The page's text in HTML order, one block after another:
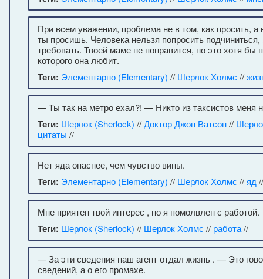
При всем уважении, проблема не в том, как просить, а
ты просишь. Человека нельзя попросить подчиниться,
требовать. Твоей маме не понравится, но это хотя бы
которого она любит.
Теги: Элементарно (Elementary) // Шерлок Холмс //
— Ты так на метро ехал?! — Никто из таксистов меня
Теги: Шерлок (Sherlock) //Доктор Джон Ватсон//
цитаты //
Нет яда опаснее, чем чувство вины.
Теги: Элементарно (Elementary) // Шерлок Холмс //яд
Мне приятен твой интерес , но я помолвлен с работой.
Теги: Шерлок (Sherlock) // Шерлок Холмс // работа//
— За эти сведения наш агент отдал жизнь . — Это
сведений, а о его промахе.